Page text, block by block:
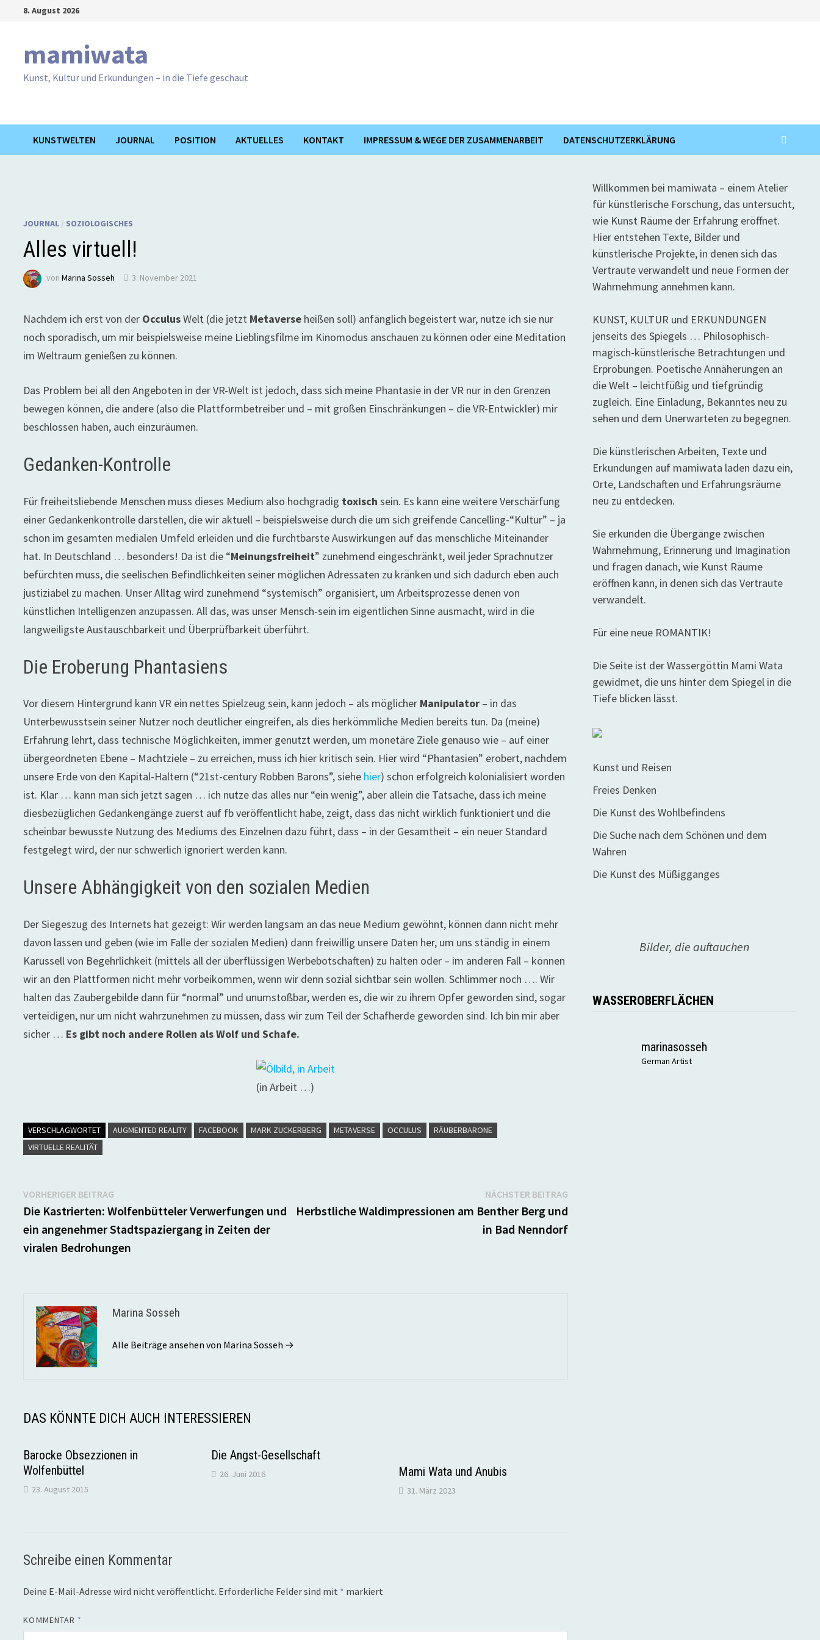
8. August 2026
mamiwata
Kunst, Kultur und Erkundungen – in die Tiefe geschaut
KUNSTWELTEN JOURNAL POSITION AKTUELLES KONTAKT IMPRESSUM & WEGE DER ZUSAMMENARBEIT DATENSCHUTZERKLÄRUNG
JOURNAL / SOZIOLOGISCHES
Alles virtuell!
vonMarina Sosseh 3. November 2021
Nachdem ich erst von der OcculusWelt (die jetzt Metaverse heißen soll) anfänglich begeistert war, nutze ich sie nur
noch sporadisch, um mir beispielsweise meine Lieblingsfilme im Kinomodus anschauen zu können oder eine Meditation
im Weltraum genießen zu können.
Das Problem bei all den Angeboten in der VR-Welt ist jedoch, dass sich meine Phantasie in der VR nur in den Grenzen
bewegen können, die andere (also die Plattformbetreiber und – mit großen Einschränkungen – die VR-Entwickler) mir
beschlossen haben, auch einzuräumen.
Gedanken-Kontrolle
Für freiheitsliebende Menschen muss dieses Medium also hochgradig toxisch sein. Es kann eine weitere Verschärfung
einer Gedankenkontrolle darstellen, die wir aktuell – beispielsweise durch die um sich greifende Cancelling-“Kultur” – ja
schon im gesamten medialen Umfeld erleiden und die furchtbarste Auswirkungen auf das menschliche Miteinander
hat. In Deutschland … besonders! Da ist die “Meinungsfreiheit” zunehmend eingeschränkt, weil jeder Sprachnutzer
befürchten muss, die seelischen Befindlichkeiten seiner möglichen Adressaten zu kränken und sich dadurch eben auch
justiziabel zu machen. Unser Alltag wird zunehmend “systemisch” organisiert, um Arbeitsprozesse denen von
künstlichen Intelligenzen anzupassen. All das, was unser Mensch-sein im eigentlichen Sinne ausmacht, wird in die
langweiligste Austauschbarkeit und Überprüfbarkeit überführt.
Die Eroberung Phantasiens
Vor diesem Hintergrund kann VR ein nettes Spielzeug sein, kann jedoch – als möglicher Manipulator – in das
Unterbewusstsein seiner Nutzer noch deutlicher eingreifen, als dies herkömmliche Medien bereits tun. Da (meine)
Erfahrung lehrt, dass technische Möglichkeiten, immer genutzt werden, um monetäre Ziele genauso wie – auf einer
übergeordneten Ebene – Machtziele – zu erreichen, muss ich hier kritisch sein. Hier wird “Phantasien” erobert, nachdem
unsere Erde von den Kapital-Haltern (“21st-century Robben Barons”, siehe hier) schon erfolgreich kolonialisiert worden
ist. Klar … kann man sich jetzt sagen … ich nutze das alles nur “ein wenig”, aber allein die Tatsache, dass ich meine
diesbezüglichen Gedankengänge zuerst auf fb veröffentlicht habe, zeigt, dass das nicht wirklich funktioniert und die
scheinbar bewusste Nutzung des Mediums des Einzelnen dazu führt, dass – in der Gesamtheit – ein neuer Standard
festgelegt wird, der nur schwerlich ignoriert werden kann.
Unsere Abhängigkeit von den sozialen Medien
Der Siegeszug des Internets hat gezeigt: Wir werden langsam an das neue Medium gewöhnt, können dann nicht mehr
davon lassen und geben (wie im Falle der sozialen Medien) dann freiwillig unsere Daten her, um uns ständig in einem
Karussell von Begehrlichkeit (mittels all der überflüssigen Werbebotschaften) zu halten oder – im anderen Fall – können
wir an den Plattformen nicht mehr vorbeikommen, wenn wir denn sozial sichtbar sein wollen. Schlimmer noch …. Wir
halten das Zaubergebilde dann für “normal” und unumstoßbar, werden es, die wir zu ihrem Opfer geworden sind, sogar
verteidigen, nur um nicht wahrzunehmen zu müssen, dass wir zum Teil der Schafherde geworden sind. Ich bin mir aber
sicher … Es gibt noch andere Rollen als Wolf und Schafe.
(in Arbeit …)
VERSCHLAGWORTET AUGMENTED REALITY FACEBOOK MARK ZUCKERBERG METAVERSE OCCULUS
RÄUBERBARONE
VIRTUELLE REALITÄT
Beitragsnavigation
VORHERIGER BEITRAG
Beitrag:
Die Kastrierten: Wolfenbütteler Verwerfungen und
ein angenehmer Stadtspaziergang in Zeiten der
viralen Bedrohungen
NÄCHSTER BEITRAGNächster
Beitrag:
Herbstliche Waldimpressionen am Benther Berg und
in Bad Nenndorf
Marina Sosseh
Alle Beiträge ansehen von Marina Sosseh →
DAS KÖNNTE DICH AUCH INTERESSIEREN
Barocke Obsezzionen in
Wolfenbüttel
23. August 2015
Die Angst-Gesellschaft
26. Juni 2016 Mami Wata und Anubis
31. März 2023
Schreibe einen Kommentar
Deine E-Mail-Adresse wird nicht veröffentlicht. Erforderliche Felder sind mit * markiert
KOMMENTAR *
Willkommen bei mamiwata – einem Atelier
für künstlerische Forschung, das untersucht,
wie Kunst Räume der Erfahrung eröffnet.
Hier entstehen Texte, Bilder und
künstlerische Projekte, in denen sich das
Vertraute verwandelt und neue Formen der
Wahrnehmung annehmen kann.
KUNST, KULTUR und ERKUNDUNGEN
jenseits des Spiegels … Philosophisch-
magisch-künstlerische Betrachtungen und
Erprobungen. Poetische Annäherungen an
die Welt – leichtfüßig und tiefgründig
zugleich. Eine Einladung, Bekanntes neu zu
sehen und dem Unerwarteten zu begegnen.
Die künstlerischen Arbeiten, Texte und
Erkundungen auf mamiwata laden dazu ein,
Orte, Landschaften und Erfahrungsräume
neu zu entdecken.
Sie erkunden die Übergänge zwischen
Wahrnehmung, Erinnerung und Imagination
und fragen danach, wie Kunst Räume
eröffnen kann, in denen sich das Vertraute
verwandelt.
Für eine neue ROMANTIK!
Die Seite ist der Wassergöttin Mami Wata
gewidmet, die uns hinter dem Spiegel in die
Tiefe blicken lässt.
Kunst und Reisen
Freies Denken
Die Kunst des Wohlbefindens
Die Suche nach dem Schönen und dem
Wahren
Die Kunst des Müßigganges
Bilder, die auftauchen
WASSEROBERFLÄCHEN
marinasosseh
German Artist